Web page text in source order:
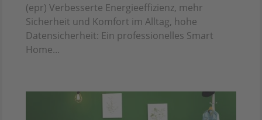
(epr) Verbesserte Energieeffizienz, mehr
Sicherheit und Komfort im Alltag, hohe
Datensicherheit: Ein professionelles Smart
Home...